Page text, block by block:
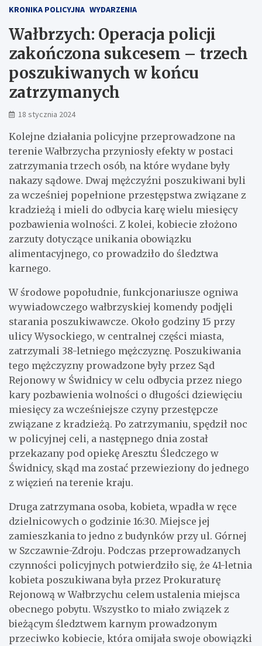
KRONIKA POLICYJNA WYDARZENIA
Wałbrzych: Operacja policji
zakończona sukcesem – trzech
poszukiwanych w końcu
zatrzymanych
18 stycznia 2024
Kolejne działania policyjne przeprowadzone na
terenie Wałbrzycha przyniosły efekty w postaci
zatrzymania trzech osób, na które wydane były
nakazy sądowe. Dwaj mężczyźni poszukiwani byli
za wcześniej popełnione przestępstwa związane z
kradzieżą i mieli do odbycia karę wielu miesięcy
pozbawienia wolności. Z kolei, kobiecie złożono
zarzuty dotyczące unikania obowiązku
alimentacyjnego, co prowadziło do śledztwa
karnego.
W środowe popołudnie, funkcjonariusze ogniwa
wywiadowczego wałbrzyskiej komendy podjęli
starania poszukiwawcze. Około godziny 15 przy
ulicy Wysockiego, w centralnej części miasta,
zatrzymali 38-letniego mężczyznę. Poszukiwania
tego mężczyzny prowadzone były przez Sąd
Rejonowy w Świdnicy w celu odbycia przez niego
kary pozbawienia wolności o długości dziewięciu
miesięcy za wcześniejsze czyny przestępcze
związane z kradzieżą. Po zatrzymaniu, spędził noc
w policyjnej celi, a następnego dnia został
przekazany pod opiekę Aresztu Śledczego w
Świdnicy, skąd ma zostać przewieziony do jednego
z więzień na terenie kraju.
Druga zatrzymana osoba, kobieta, wpadła w ręce
dzielnicowych o godzinie 16:30. Miejsce jej
zamieszkania to jedno z budynków przy ul. Górnej
w Szczawnie-Zdroju. Podczas przeprowadzanych
czynności policyjnych potwierdziło się, że 41-letnia
kobieta poszukiwana była przez Prokuraturę
Rejonową w Wałbrzychu celem ustalenia miejsca
obecnego pobytu. Wszystko to miało związek z
bieżącym śledztwem karnym prowadzonym
przeciwko kobiecie, która omijała swoje obowiązki